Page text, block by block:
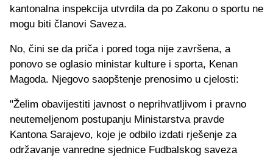
kantonalna inspekcija utvrdila da po Zakonu o sportu ne
mogu biti članovi Saveza.
No, čini se da priča i pored toga nije završena, a
ponovo se oglasio ministar kulture i sporta, Kenan
Magoda. Njegovo saopštenje prenosimo u cjelosti:
"Želim obavijestiti javnost o neprihvatljivom i pravno
neutemeljenom postupanju Ministarstva pravde
Kantona Sarajevo, koje je odbilo izdati rješenje za
održavanje vanredne sjednice Fudbalskog saveza